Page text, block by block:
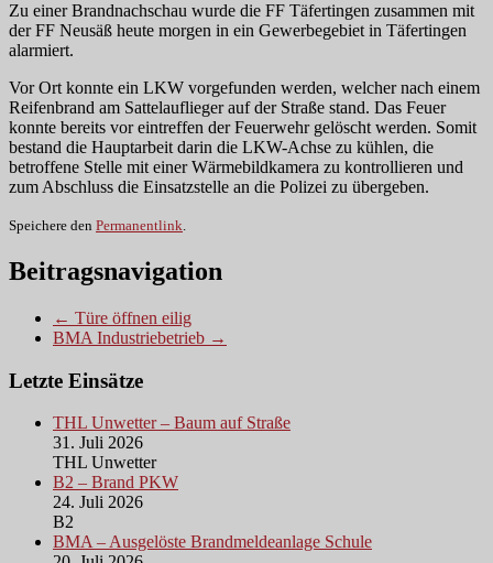
Zu einer Brandnachschau wurde die FF Täfertingen zusammen mit
der FF Neusäß heute morgen in ein Gewerbegebiet in Täfertingen
alarmiert.
Vor Ort konnte ein LKW vorgefunden werden, welcher nach einem
Reifenbrand am Sattelauflieger auf der Straße stand. Das Feuer
konnte bereits vor eintreffen der Feuerwehr gelöscht werden. Somit
bestand die Hauptarbeit darin die LKW-Achse zu kühlen, die
betroffene Stelle mit einer Wärmebildkamera zu kontrollieren und
zum Abschluss die Einsatzstelle an die Polizei zu übergeben.
Speichere den Permanentlink.
Beitragsnavigation
← Türe öffnen eilig
BMA Industriebetrieb →
Letzte Einsätze
THL Unwetter – Baum auf Straße
31. Juli 2026
THL Unwetter
B2 – Brand PKW
24. Juli 2026
B2
BMA – Ausgelöste Brandmeldeanlage Schule